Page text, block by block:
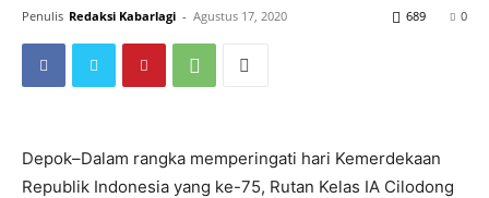
Penulis Redaksi Kabarlagi - Agustus 17, 2020 0
689
Depok–Dalam rangka memperingati hari Kemerdekaan
Republik Indonesia yang ke-75, Rutan Kelas IA Cilodong